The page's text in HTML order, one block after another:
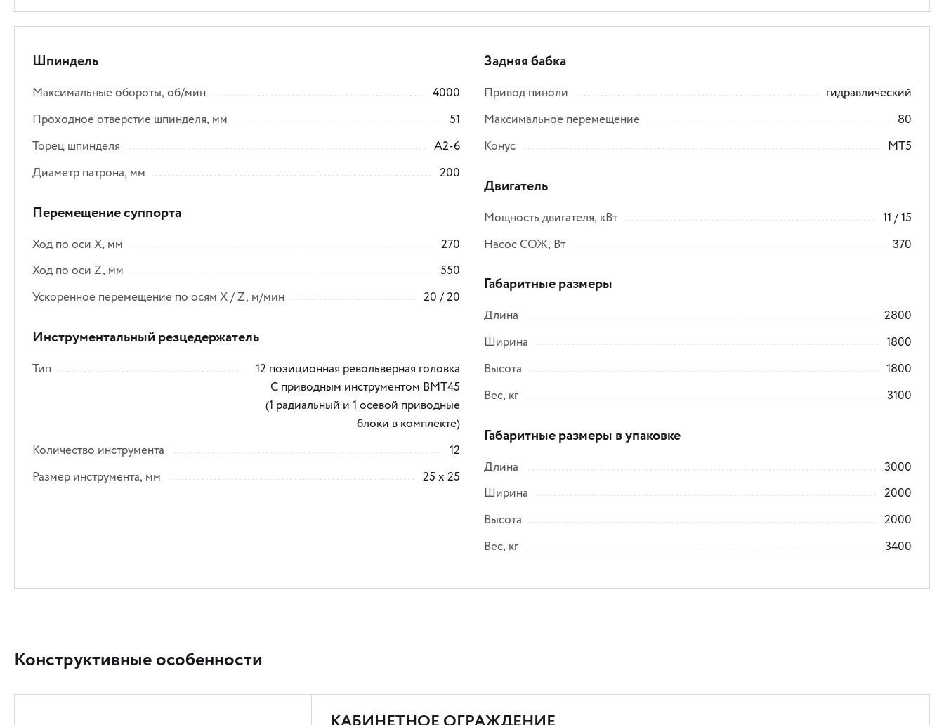
Шпиндель
Максимальные обороты, об/мин
4000
Проходное отверстие шпинделя, мм
51
Торец шпинделя
A2-6
Диаметр патрона, мм
200
Перемещение суппорта
Ход по оси Х, мм
270
Ход по оси Z, мм
550
Ускоренное перемещение по осям X / Z, м/мин
20 / 20
Инструментальный резцедержатель
Тип
12 позиционная револьверная головка
C приводным инструментом BMT45
(1 радиальный и 1 осевой приводные
блоки в комплекте)
Количество инструмента
12
Размер инструмента, мм
25 x 25
Задняя бабка
Привод пиноли
гидравлический
Максимальное перемещение
80
Конус
MT5
Двигатель
Мощность двигателя, кВт
11 / 15
Насос СОЖ, Вт
370
Габаритные размеры
Длина
2800
Ширина
1800
Высота
1800
Вес, кг
3100
Габаритные размеры в упаковке
Длина
3000
Ширина
2000
Высота
2000
Вес, кг
3400
Конструктивные особенности